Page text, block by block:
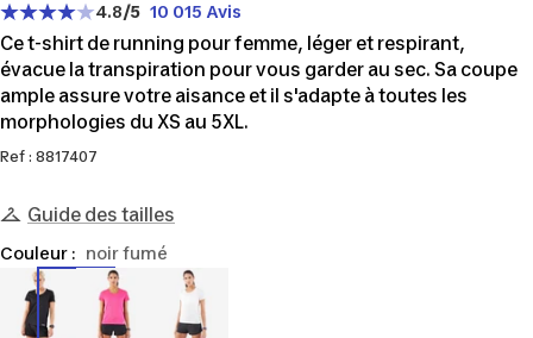
4.8/5 10 015 Avis
Ce t-shirt de running pour femme, léger et respirant,
évacue la transpiration pour vous garder au sec. Sa coupe
ample assure votre aisance et il s'adapte à toutes les
morphologies du XS au 5XL.
Ref : 8817407
Guide des tailles
881740788174068817402
Couleur : noir fumé